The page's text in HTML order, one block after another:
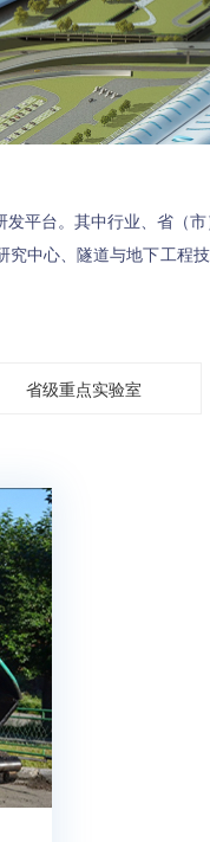
台。其中行业、省（
中心、隧道与地下工
省级重点实验室